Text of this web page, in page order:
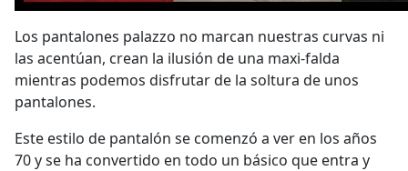
Los pantalones palazzo no marcan nuestras curvas ni
las acentúan, crean la ilusión de una maxi-falda
mientras podemos disfrutar de la soltura de unos
pantalones.
Este estilo de pantalón se comenzó a ver en los años
70 y se ha convertido en todo un básico que entra y